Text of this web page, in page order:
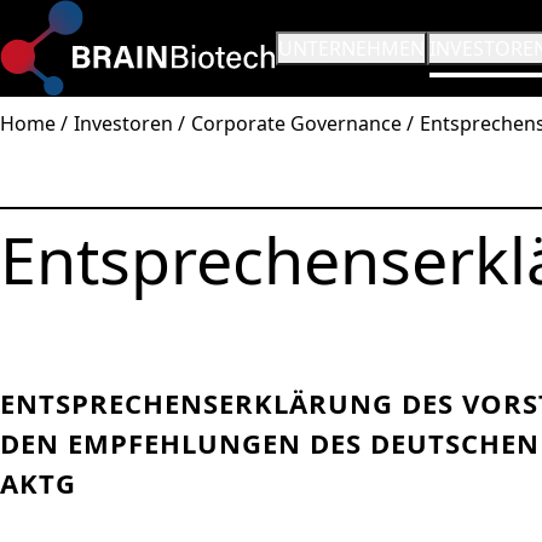
Home Investoren Corporate Governance
ENTSPRECHENSERKLÄRUNG DES
DEN EMPFEHLUNGEN DES
KTG